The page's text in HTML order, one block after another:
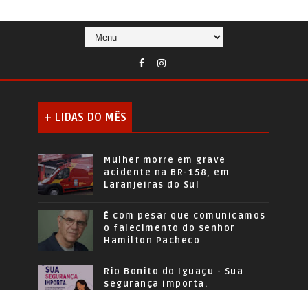
+ LIDAS DO MÊS
Mulher morre em grave
acidente na BR-158, em
Laranjeiras do Sul
É com pesar que comunicamos
o falecimento do senhor
Hamilton Pacheco
Rio Bonito do Iguaçu - Sua
segurança importa.